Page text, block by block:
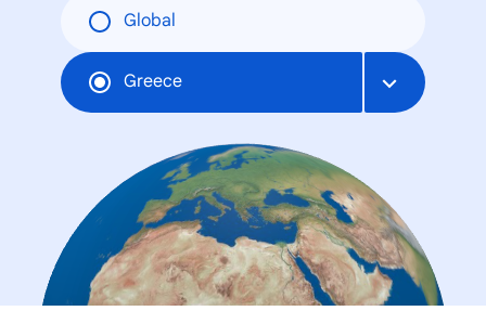
Global
Greece